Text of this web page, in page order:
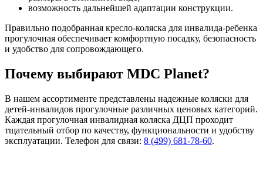
возможность дальнейшей адаптации конструкции.
Правильно подобранная кресло-коляска для инвалида-ребенка
прогулочная обеспечивает комфортную посадку, безопасность
и удобство для сопровождающего.
Почему выбирают MDC Planet?
В нашем ассортименте представлены надежные коляски для
детей-инвалидов прогулочные различных ценовых категорий.
Каждая прогулочная инвалидная коляска ДЦП проходит
тщательный отбор по качеству, функциональности и удобству
эксплуатации. Телефон для связи: 8 (499) 681-78-60.